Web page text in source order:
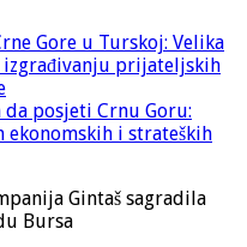
Gore u Turskoj: Velika
izgrađivanju prijateljskih
posjeti Crnu Goru:
ekonomskih i strateških
Gintaš sagradila
Bursa